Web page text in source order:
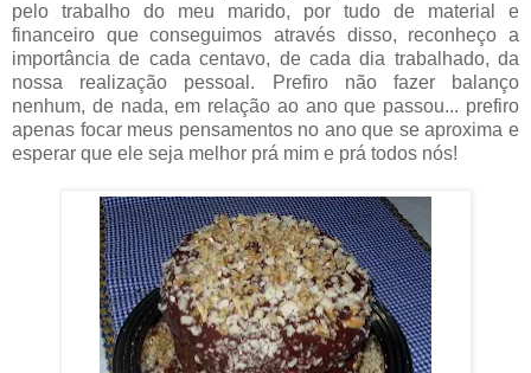
pelo trabalho do meu marido, por tudo de material e
financeiro que conseguimos através disso, reconheço a
importância de cada centavo, de cada dia trabalhado, da
nossa realização pessoal. Prefiro não fazer balanço
nenhum, de nada, em relação ao ano que passou... prefiro
apenas focar meus pensamentos no ano que se aproxima e
esperar que ele seja melhor prá mim e prá todos nós!